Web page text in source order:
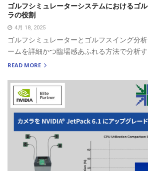
ゴルフシミュレーターシステムにおけるゴ
ラの役割
4月 18, 2025
ゴルフシミュレーターとゴルフスイング分
ームを詳細かつ臨場感あふれる方法で分析す
READ MORE